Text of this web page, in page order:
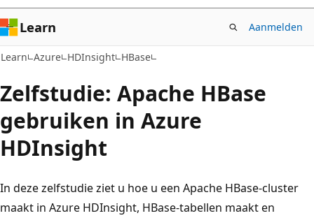
Learn Aanmelden
Learn Azure HDInsight HBase
Zelfstudie: Apache HBase
gebruiken in Azure
HDInsight
In deze zelfstudie ziet u hoe u een Apache HBase-cluster
maakt in Azure HDInsight, HBase-tabellen maakt en